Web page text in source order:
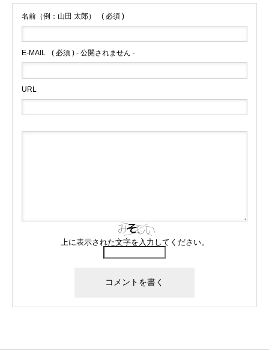
名前（例：山田 太郎） ( 必須 )
E-MAIL ( 必須 ) - 公開されません -
URL
上に表示された文字を入力してください。